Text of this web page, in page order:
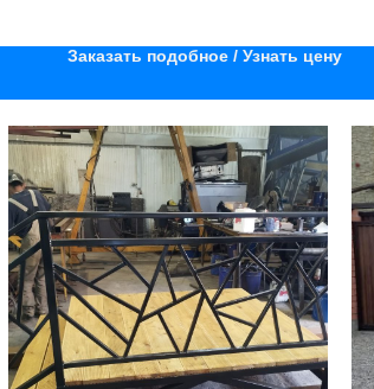
Заказать подобное / Узнать цену